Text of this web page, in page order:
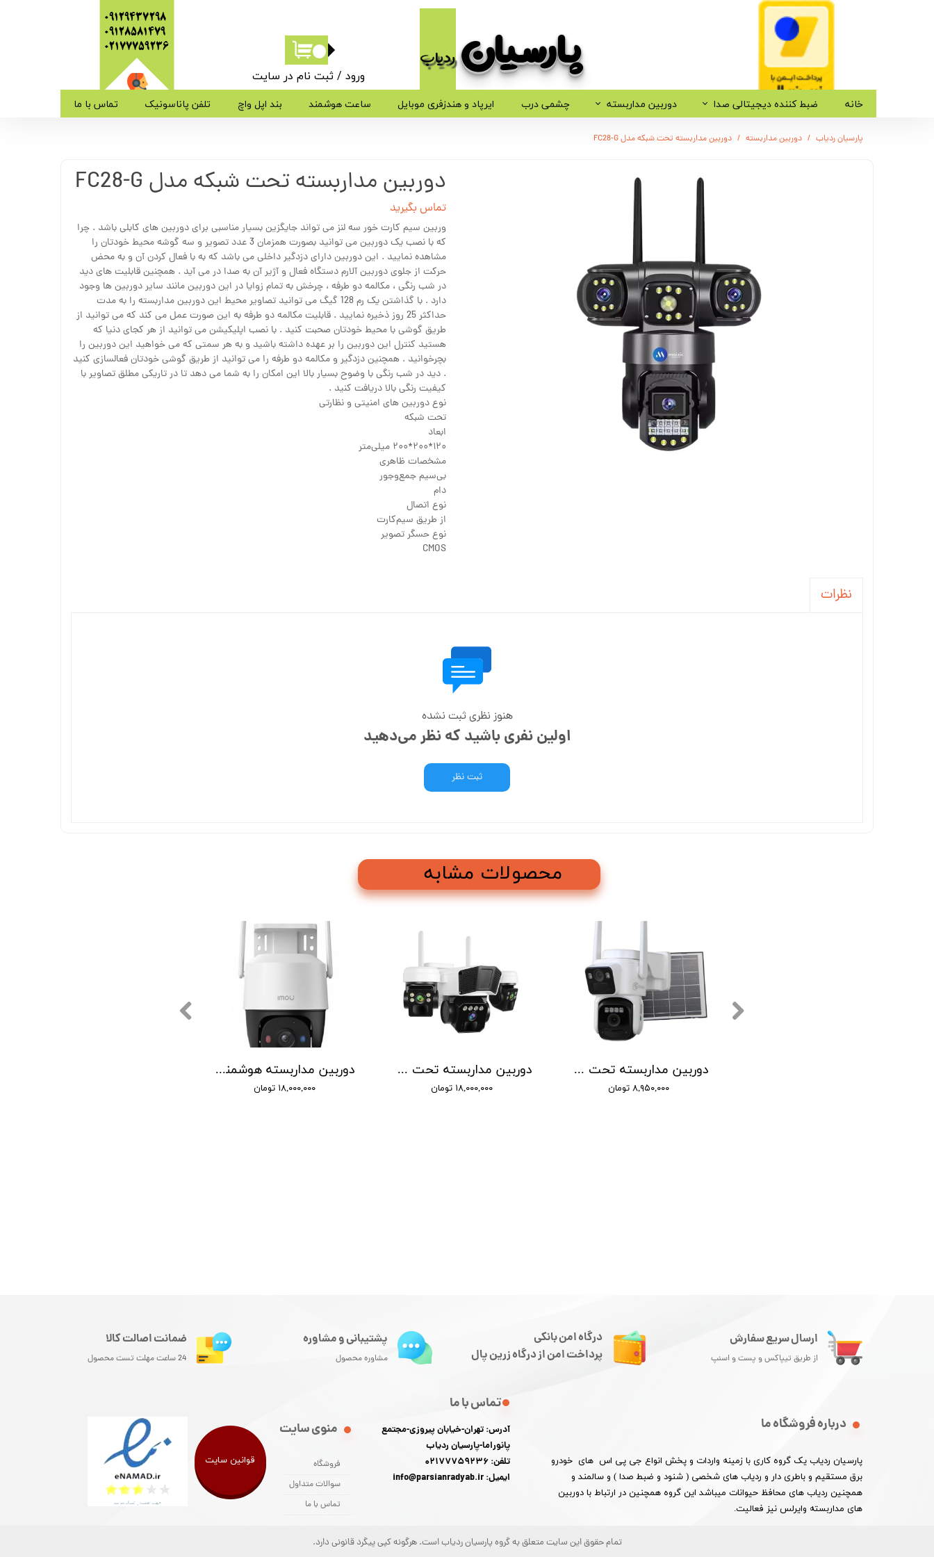
پارسیان​​​​​​​ردیاب
09129437298
09128581479
​​​​​​​02177759236
ورود /ثبت نام در سایت
حساب کاربری من
خروج از حساب کاربری
خانه ضبط کننده دیجیتالی صدا دوربین مداربسته چشمی درب ایرپاد و هندزفری موبایل ساعت هوشمند بند اپل واچ تلفن پاناسونیک تماس با ما
پارسیان ردیاب دوربین مداربسته دوربین مداربسته تحت شبکه مدل FC28-G
دوربین مداربسته تحت شبکه مدل FC28-G
تماس بگیرید
وربین سیم کارت خور سه لنز می تواند جایگزین بسیار مناسبی برای دوربین های کابلی باشد . چرا
که با نصب یک دوربین می توانید بصورت همزمان 3 عدد تصویر و سه گوشه محیط خودتان را
مشاهده نمایید . این دوربین دارای دزدگیر داخلی می باشد که به با فعال کردن آن و به محض
حرکت از جلوی دوربین آلارم دستگاه فعال و آژیر آن به صدا در می آید . همچنین قابلیت های دید
در شب رنگی ، مکالمه دو طرفه ، چرخش به تمام زوایا در این دوربین مانند سایر دوربین ها وجود
دارد . با گذاشتن یک رم 128 گیگ می توانید تصاویر محیط این دوربین مداربسته را به مدت
حداکثر 25 روز ذخیره نمایید . قابلیت مکالمه دو طرفه به این صورت عمل می کند که می توانید از
طریق گوشی با محیط خودتان صحبت کنید . با نصب اپلیکیشن می توانید از هر کجای دنیا که
هستید کنترل این دوربین را بر عهده داشته باشید و به هر سمتی که می خواهید این دوربین را
بچرخوانید . همچنین دزدگیر و مکالمه دو طرفه را می توانید از طریق گوشی خودتان فعالسازی کنید
. دید در شب رنگی با وضوح بسیار بالا این امکان را به شما می دهد تا در تاریکی مطلق تصاویر با
کیفیت رنگی بالا دریافت کنید .
نوع دوربین های امنیتی و نظارتی
تحت شبکه
ابعاد
۱۲۰*۲۰۰*۲۰۰ میلی‌متر
مشخصات ظاهری
بی‌سیم جمع‌وجور
دام
نوع اتصال
از طریق سیم‌کارت
نوع حسگر تصویر
CMOS
نظرات
هنوز نظری ثبت نشده
اولین نفری باشید که نظر می‌دهید
ثبت نظر
دوربین مداربسته هوشمند آیمو مدل Cruiser SC 5MP
۱۸,۰۰۰,۰۰۰ تومان
دوربین مداربسته تحت شبکه مدل L3-OKAM
۱۸,۰۰۰,۰۰۰ تومان
دوربین مداربسته تحت شبکه سیمکارتی اوکم مدل دو مگاپیکسل کد SS2
۸,۹۵۰,۰۰۰ تومان
محصولات مشابه
تمام حقوق این سایت متعلق به گروه پارسیان ردیاب است. هرگونه کپی پیگرد قانونی دارد.
ارسال سریع سفارش
از طریق تیپاکس و پست و اسنپ
درباره فروشگاه ما
پارسیان ردیاب یک گروه کاری با زمینه واردات و پخش انواع جی پی اس های خودرو
برق مستقیم و باطری دار و ردیاب های شخصی ( شنود و ضبط صدا ) و سالمند و
همچنین ردیاب های محافظ حیوانات میباشد این گروه همچنین در ارتباط با دوربین
های مداربسته وایرلس نیز فعالیت.​​​​​​​
منوی سایت
فروشگاه
سوالات متداول
تماس با ما
تماس با ما
آدرس: تهران-خیابان پیروزی-مجتمع
پانوراما-پارسیان ردیاب
تلفن: 02177759236
ایمیل: info@parsianradyab.ir
درگاه امن بانکی
پرداخت امن از درگاه زرین پال
پشتیبانی و مشاوره
مشاوره محصول
ضمانت اصالت کالا
24 ساعت مهلت تست محصول
قوانین سایت